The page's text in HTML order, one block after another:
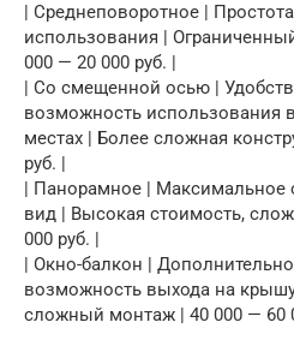
| Среднеповоротное |
использования |
000 — 20 000 руб. |
| Со смещенной осью |
возможность использования
местах | Более сложная
руб. |
| Панорамное | Максимальное
вид | Высокая стоимость,
000 руб. |
| Окно-балкон |
возможность выхода на
сложный монтаж | 40 000 — 60